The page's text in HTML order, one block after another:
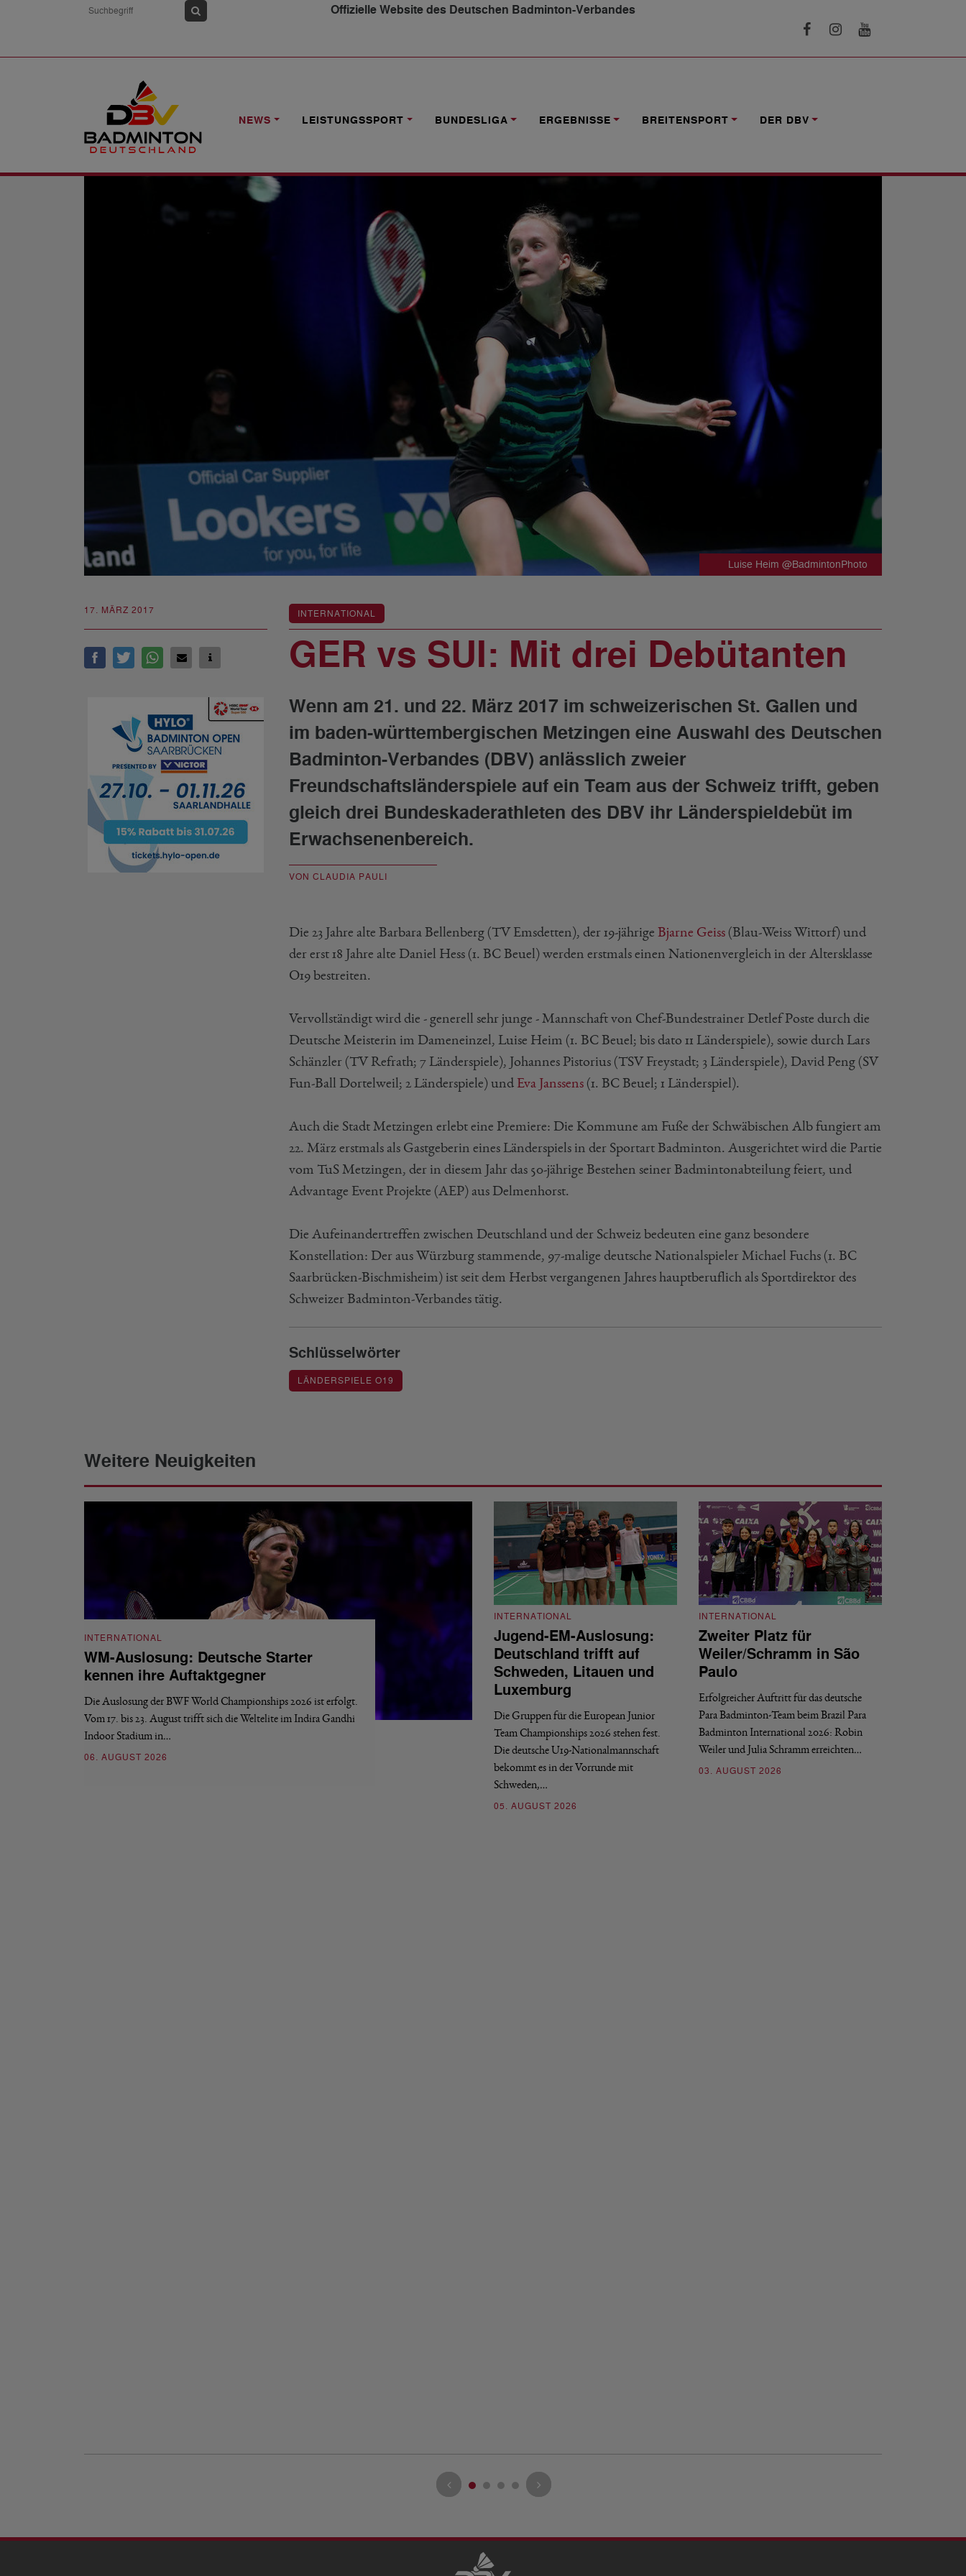
Offizielle Website des Deutschen Badminton-Verbandes
NEWS LEISTUNGSSPORT BUNDESLIGA ERGEBNISSE BREITENSPORT DER DBV
NEWS
Luise Heim @BadmintonPhoto
17. MÄRZ 2017 INTERNATIONAL
GER vs SUI: Mit drei Debütanten
Wenn am 21. und 22. März 2017 im schweizerischen St. Gallen und
im baden-württembergischen Metzingen eine Auswahl des Deutschen
Badminton-Verbandes (DBV) anlässlich zweier
Freundschaftsländerspiele auf ein Team aus der Schweiz trifft, geben
gleich drei Bundeskaderathleten des DBV ihr Länderspieldebüt im
Erwachsenenbereich.
VON CLAUDIA PAULI
Die 23 Jahre alte Barbara Bellenberg (TV Emsdetten), der 19-jährige Bjarne Geiss (Blau-Weiss Wittorf) und
der erst 18 Jahre alte Daniel Hess (1. BC Beuel) werden erstmals einen Nationenvergleich in der Altersklasse
O19 bestreiten.
Vervollständigt wird die - generell sehr junge - Mannschaft von Chef-Bundestrainer Detlef Poste durch die
Deutsche Meisterin im Dameneinzel, Luise Heim (1. BC Beuel; bis dato 11 Länderspiele), sowie durch Lars
Schänzler (TV Refrath; 7 Länderspiele), Johannes Pistorius (TSV Freystadt; 3 Länderspiele), David Peng (SV
Fun-Ball Dortelweil; 2 Länderspiele) und Eva Janssens (1. BC Beuel; 1 Länderspiel).
Auch die Stadt Metzingen erlebt eine Premiere: Die Kommune am Fuße der Schwäbischen Alb fungiert am
22. März erstmals als Gastgeberin eines Länderspiels in der Sportart Badminton. Ausgerichtet wird die Partie
vom TuS Metzingen, der in diesem Jahr das 50-jährige Bestehen seiner Badmintonabteilung feiert, und
Advantage Event Projekte (AEP) aus Delmenhorst.
Die Aufeinandertreffen zwischen Deutschland und der Schweiz bedeuten eine ganz besondere
Konstellation: Der aus Würzburg stammende, 97-malige deutsche Nationalspieler Michael Fuchs (1. BC
Saarbrücken-Bischmisheim) ist seit dem Herbst vergangenen Jahres hauptberuflich als Sportdirektor des
Schweizer Badminton-Verbandes tätig.
Schlüsselwörter
LÄNDERSPIELE O19
Weitere Neuigkeiten
INTERNATIONAL
WM-Auslosung: Deutsche Starter
kennen ihre Auftaktgegner
Die Auslosung der BWF World Championships 2026 ist erfolgt.
Vom 17. bis 23. August trifft sich die Weltelite im Indira Gandhi
Indoor Stadium in…
06. AUGUST 2026
INTERNATIONAL
Jugend-EM-Auslosung:
Deutschland trifft auf
Schweden, Litauen und
Luxemburg
Die Gruppen für die European Junior
Team Championships 2026 stehen fest.
Die deutsche U19-Nationalmannschaft
bekommt es in der Vorrunde mit
Schweden,…
05. AUGUST 2026
INTERNATIONAL
Zweiter Platz für
Weiler/Schramm in São
Paulo
Erfolgreicher Auftritt für das deutsche
Para Badminton-Team beim Brazil Para
Badminton International 2026: Robin
Weiler und Julia Schramm erreichten…
03. AUGUST 2026